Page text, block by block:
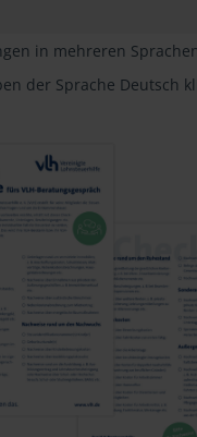
in mehreren
der Sprache Deutsch